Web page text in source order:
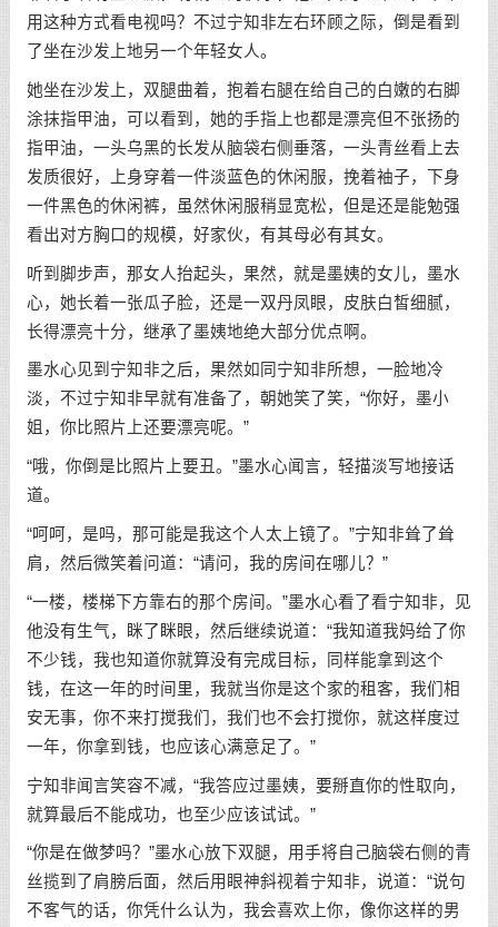
用这种方式看电视吗？不过宁知非左右环顾之际，倒是看到
了坐在沙发上地另一个年轻女人。
她坐在沙发上，双腿曲着，抱着右腿在给自己的白嫩的右脚
涂抹指甲油，可以看到，她的手指上也都是漂亮但不张扬的
指甲油，一头乌黑的长发从脑袋右侧垂落，一头青丝看上去
发质很好，上身穿着一件淡蓝色的休闲服，挽着袖子，下身
一件黑色的休闲裤，虽然休闲服稍显宽松，但是还是能勉强
看出对方胸口的规模，好家伙，有其母必有其女。
听到脚步声，那女人抬起头，果然，就是墨姨的女儿，墨水
心，她长着一张瓜子脸，还是一双丹凤眼，皮肤白皙细腻，
长得漂亮十分，继承了墨姨地绝大部分优点啊。
墨水心见到宁知非之后，果然如同宁知非所想，一脸地冷
淡，不过宁知非早就有准备了，朝她笑了笑，“你好，墨小
姐，你比照片上还要漂亮呢。”
“哦，你倒是比照片上要丑。”墨水心闻言，轻描淡写地接话
道。
“呵呵，是吗，那可能是我这个人太上镜了。”宁知非耸了耸
肩，然后微笑着问道：“请问，我的房间在哪儿？”
“一楼，楼梯下方靠右的那个房间。”墨水心看了看宁知非，见
他没有生气，眯了眯眼，然后继续说道：“我知道我妈给了你
不少钱，我也知道你就算没有完成目标，同样能拿到这个
钱，在这一年的时间里，我就当你是这个家的租客，我们相
安无事，你不来打搅我们，我们也不会打搅你，就这样度过
一年，你拿到钱，也应该心满意足了。”
宁知非闻言笑容不减，“我答应过墨姨，要掰直你的性取向，
就算最后不能成功，也至少应该试试。”
“你是在做梦吗？”墨水心放下双腿，用手将自己脑袋右侧的青
丝揽到了肩膀后面，然后用眼神斜视着宁知非，说道：“说句
不客气的话，你凭什么认为，我会喜欢上你，像你这样的男